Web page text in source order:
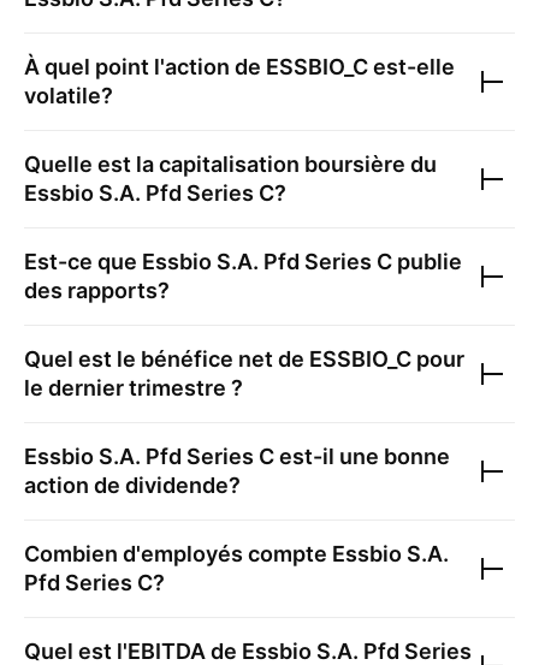
À quel point l'action de ESSBIO_Cest-elle
volatile?
Quelle est la capitalisation boursière du
Essbio S.A. Pfd Series C?
Est-ce que Essbio S.A. Pfd Series C publie
des rapports?
Quel est le bénéfice net de ESSBIO_C pour
le dernier trimestre ?
Essbio S.A. Pfd Series Cest-il une bonne
action de dividende?
Combien d'employés compte Essbio S.A.
Pfd Series C?
Quel est l'EBITDA de Essbio S.A. Pfd Series